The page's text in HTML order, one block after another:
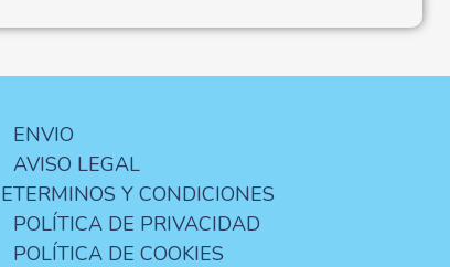
ENVIO
AVISO LEGAL
TERMINOS Y CONDICIONES
POLÍTICA DE PRIVACIDAD
POLÍTICA DE COOKIES